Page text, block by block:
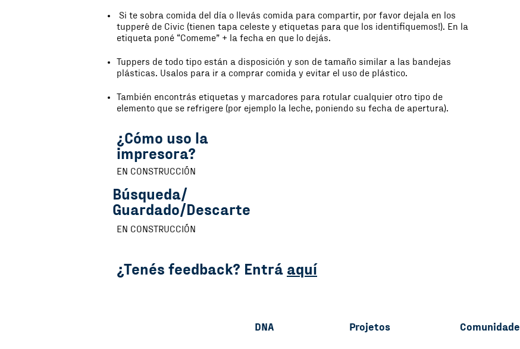
Si te sobra comida del día o llevás comida para compartir, por favor dejala en los
tupper´e de Civic (tienen tapa celeste y etiquetas para que los identifiquemos!). En la
etiqueta poné “Comeme” + la fecha en que lo dejás.
Tuppers de todo tipo están a disposición y son de tamaño similar a las bandejas
plásticas. Usalos para ir a comprar comida y evitar el uso de plástico.
También encontrás etiquetas y marcadores para rotular cualquier otro tipo de
elemento que se refrigere (por ejemplo la leche, poniendo su fecha de apertura).
¿Cómo uso la
impresora?
EN CONSTRUCCIÓN
Búsqueda/
Guardado/Descarte
EN CONSTRUCCIÓN
¿Tenés feedback? Entrá aquí
DNA Projetos Comunidade